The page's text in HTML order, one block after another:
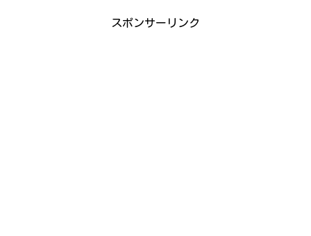
スポンサーリンク